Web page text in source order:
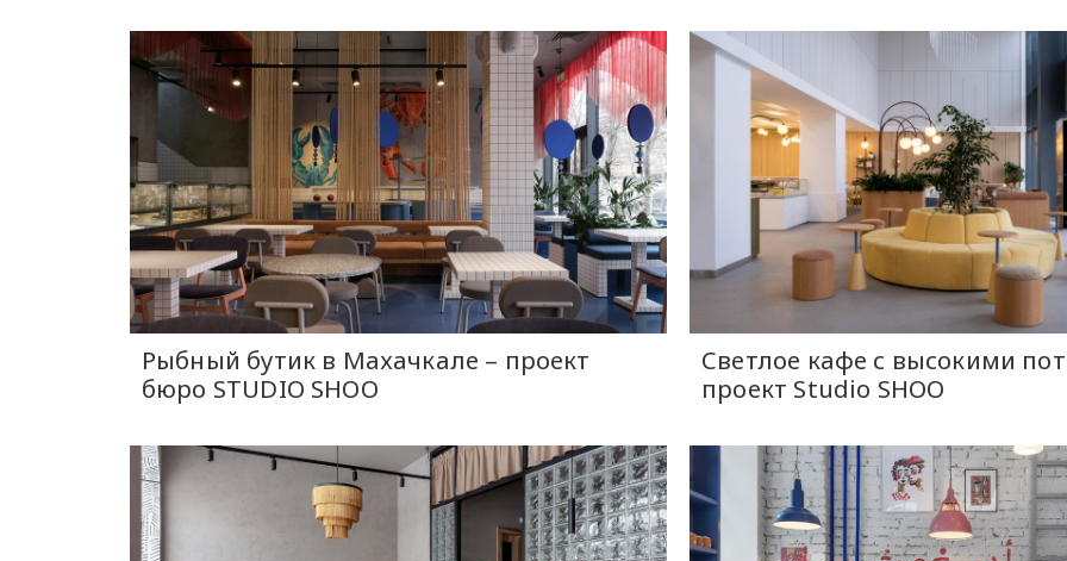
Рыбный бутик в Махачкале – проект
бюро STUDIO SHOO
Светлое кафе с высокими
проект Studio SHOO